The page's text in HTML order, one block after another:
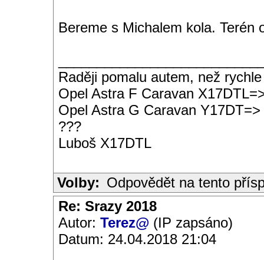
Bereme s Michalem kola.
Raději pomalu autem, než
Opel Astra F Caravan
Opel Astra G Caravan Y17DT=>
???
Luboš X17DTL
Volby: Odpovědět na tento
Re: Srazy 2018
Autor: Terez@ (IP zapsáno)
Datum: 24.04.2018 21:04